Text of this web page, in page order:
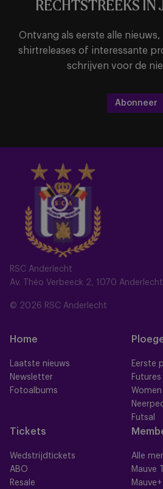
RSC Anderlecht
Av. Théo Verbeeck 2, 1070
© 2026 RSC Anderlecht
Home
Laatste nieuws
Newsletter
Fotoalbums
Eerste
Futures
Women
Futsal
Tickets
Wedstrijdtickets
ABO
Resale
Alle
Mauve
RECHTSTREEKS IN
Ontvang als eerste alle
shirtreleases of interessante
schrijven voor de
Abonneer